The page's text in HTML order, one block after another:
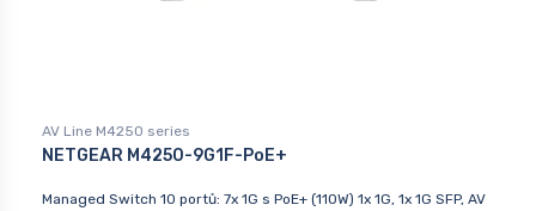
AV Line M4250 series
NETGEAR M4250-9G1F-PoE+
Managed Switch 10 portů: 7x 1G s PoE+ (110W) 1x 1G, 1x 1G SFP, AV